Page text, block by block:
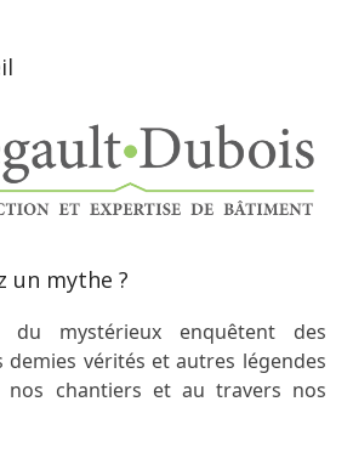
un mythe ?
du mystérieux enquêtent des
demies vérités et autres légendes
chantiers et au travers nos